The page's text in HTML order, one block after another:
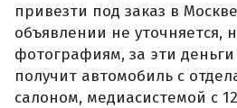
привезти под заказ в
объявлении не уточняется,
фотографиям, за эти
получит автомобиль с
салоном, медиасистемой с